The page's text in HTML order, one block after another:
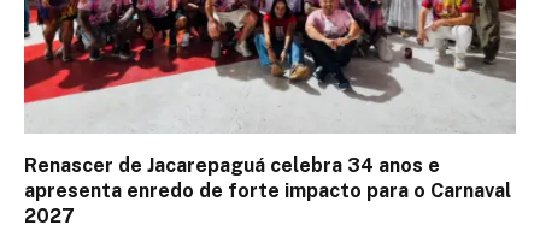
Renascer de Jacarepaguá celebra 34 anos e
apresenta enredo de forte impacto para o Carnaval
2027